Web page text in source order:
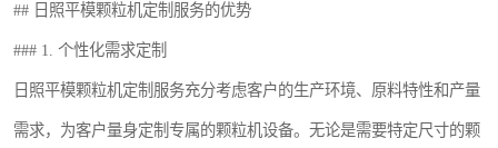
## 日照平模颗粒机定制服务的优势
### 1. 个性化需求定制
日照平模颗粒机定制服务充分考虑客户的生产环境、原料特性和产量
需求，为客户量身定制专属的颗粒机设备。无论是需要特定尺寸的颗